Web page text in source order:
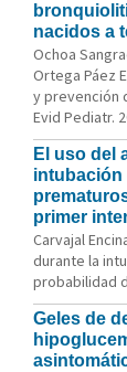
nacidos a
Ochoa
Ortega Páez
y prevención
Evid Pediatr.
El uso del
intubación
primer
Carvajal
durante la
probabilidad
Geles de